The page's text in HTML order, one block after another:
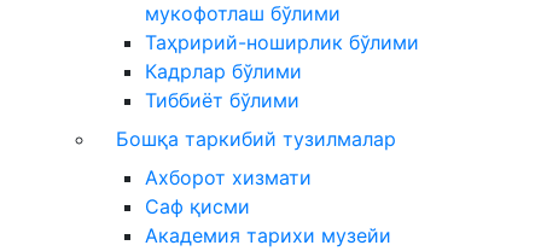
мукофотлаш бўлими
Таҳририй-ноширлик бўлими
Кадрлар бўлими
Тиббиёт бўлими
Бошқа таркибий тузилмалар
Ахборот хизмати
Саф қисми
Академия тарихи музейи